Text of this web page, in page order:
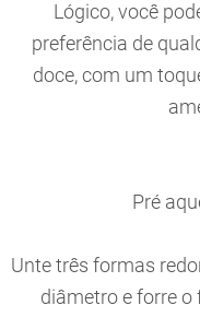
Lógico, você
preferência de
doce, com um
Pré
Unte três formas
diâmetro e forre o